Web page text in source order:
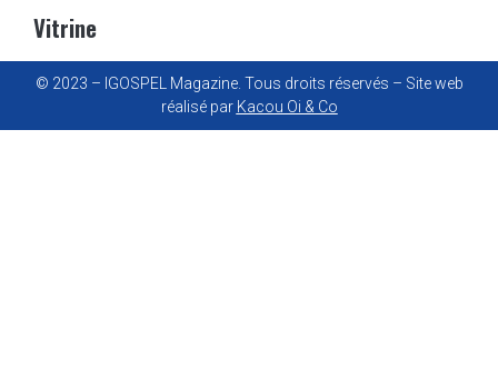
Vitrine
© 2023 – IGOSPEL Magazine. Tous droits réservés – Site web
réalisé par Kacou Oi & Co